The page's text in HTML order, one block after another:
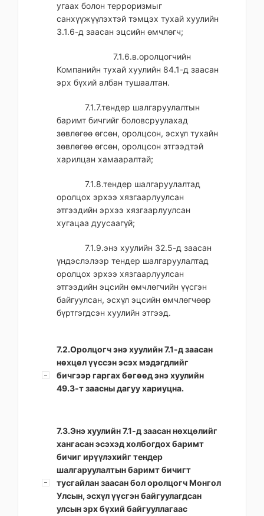
угаах болон терроризмыг
санхүүжүүлэхтэй тэмцэх тухай хуулийн
3.1.6-д заасан эцсийн өмчлөгч;
7.1.6.в.оролцогчийн
Компанийн тухай хуулийн 84.1-д заасан
эрх бүхий албан тушаалтан.
7.1.7.тендер шалгаруулалтын
баримт бичгийг боловсруулахад
зөвлөгөө өгсөн, оролцсон, эсхүл тухайн
зөвлөгөө өгсөн, оролцсон этгээдтэй
харилцан хамааралтай;
7.1.8.тендер шалгаруулалтад
оролцох эрхээ хязгаарлуулсан
этгээдийн эрхээ хязгаарлуулсан
хугацаа дуусаагүй;
7.1.9.энэ хуулийн 32.5-д заасан
үндэслэлээр тендер шалгаруулалтад
оролцох эрхээ хязгаарлуулсан
этгээдийн эцсийн өмчлөгчийн үүсгэн
байгуулсан, эсхүл эцсийн өмчлөгчөөр
бүртгэгдсэн хуулийн этгээд.
7.2.Оролцогч энэ хуулийн 7.1-д заасан
нөхцөл үүссэн эсэх мэдэгдлийг
бичгээр гаргах бөгөөд энэ хуулийн
49.3-т заасны дагуу хариуцна.
7.3.Энэ хуулийн 7.1-д заасан нөхцөлийг
хангасан эсэхэд холбогдох баримт
бичиг ирүүлэхийг тендер
шалгаруулалтын баримт бичигт
тусгайлан заасан бол оролцогч Монгол
Улсын, эсхүл үүсгэн байгуулагдсан
улсын эрх бүхий байгууллагаас